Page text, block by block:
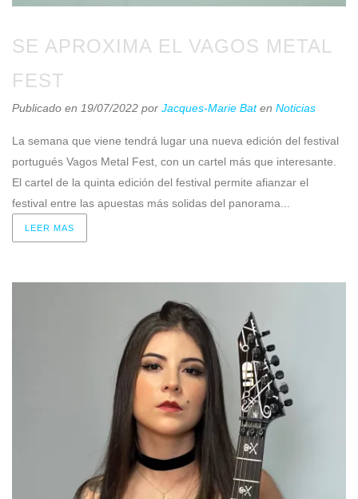
SE APROXIMA EL VAGOS METAL
FEST
Publicado en 19/07/2022 por Jacques-Marie Baten Noticias
La semana que viene tendrá lugar una nueva edición del festival
portugués Vagos Metal Fest, con un cartel más que interesante.
El cartel de la quinta edición del festival permite afianzar el
festival entre las apuestas más solidas del panorama...
LEER MAS